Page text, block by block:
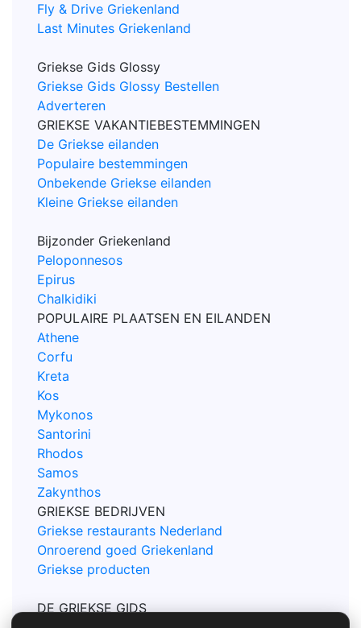
Fly & Drive Griekenland
Last Minutes Griekenland
Griekse Gids Glossy
Griekse Gids Glossy Bestellen
Adverteren
GRIEKSE VAKANTIEBESTEMMINGEN
De Griekse eilanden
Populaire bestemmingen
Onbekende Griekse eilanden
Kleine Griekse eilanden
Bijzonder Griekenland
Peloponnesos
Epirus
Chalkidiki
POPULAIRE PLAATSEN EN EILANDEN
Athene
Corfu
Kreta
Kos
Mykonos
Santorini
Rhodos
Samos
Zakynthos
GRIEKSE BEDRIJVEN
Griekse restaurants Nederland
Onroerend goed Griekenland
Griekse producten
DE GRIEKSE GIDS